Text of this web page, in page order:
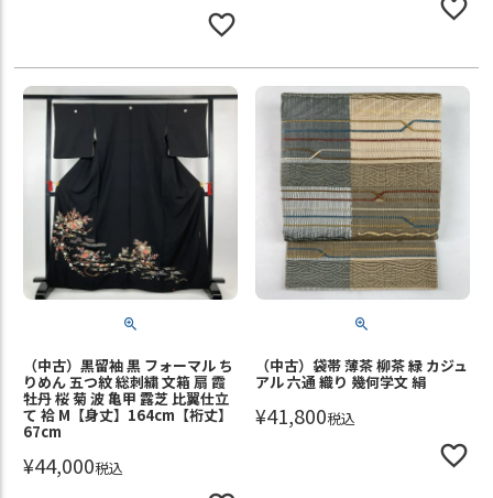
（中古）黒留袖 黒 フォーマル ち
りめん 五つ紋 総刺繍 文箱 扇 霞
牡丹 桜 菊 波 亀甲 露芝 比翼仕立
て 袷 M【身丈】164cm【裄丈】
67cm
¥44,000税込
（中古）袋帯 薄茶 柳茶 緑 カジュ
アル 六通 織り 幾何学文 絹
¥41,800税込